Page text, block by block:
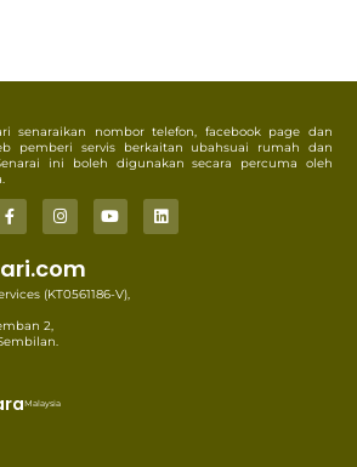
senaraikan nombor telefon, facebook page dan
pemberi servis berkaitan ubahsuai rumah dan
ini boleh digunakan secara percuma oleh
(KT0561186-V),
2,
Malaysia